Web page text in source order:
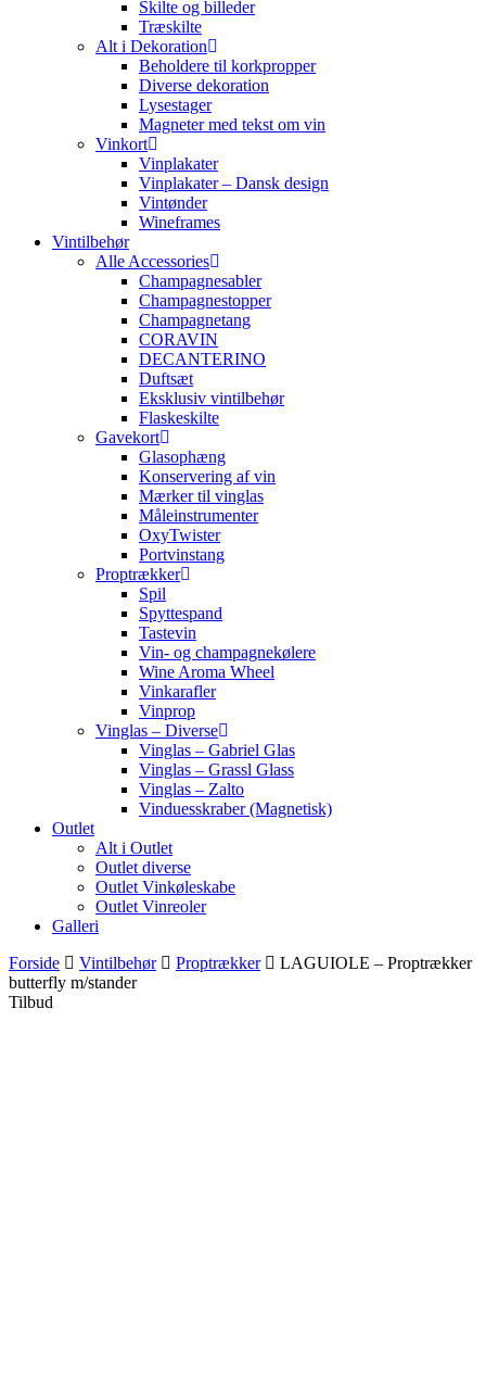
Skilte og billeder
Træskilte
Alt i Dekoration
Beholdere til korkpropper
Diverse dekoration
Lysestager
Magneter med tekst om vin
Vinkort
Vinplakater
Vinplakater – Dansk design
Vintønder
Wineframes
Vintilbehør
Alle Accessories
Champagnesabler
Champagnestopper
Champagnetang
CORAVIN
DECANTERINO
Duftsæt
Eksklusiv vintilbehør
Flaskeskilte
Gavekort
Glasophæng
Konservering af vin
Mærker til vinglas
Måleinstrumenter
OxyTwister
Portvinstang
Proptrækker
Spil
Spyttespand
Tastevin
Vin- og champagnekølere
Wine Aroma Wheel
Vinkarafler
Vinprop
Vinglas – Diverse
Vinglas – Gabriel Glas
Vinglas – Grassl Glass
Vinglas – Zalto
Vinduesskraber (Magnetisk)
Outlet
Alt i Outlet
Outlet diverse
Outlet Vinkøleskabe
Outlet Vinreoler
Galleri
Forside
Vintilbehør Proptrækker
LAGUIOLE – Proptrækker
butterfly m/stander
Tilbud